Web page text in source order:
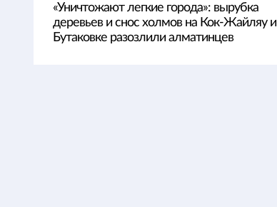
«Уничтожают легкие города»: вырубка
деревьев и снос холмов на Кок-Жайляу и
Бутаковке разозлили алматинцев